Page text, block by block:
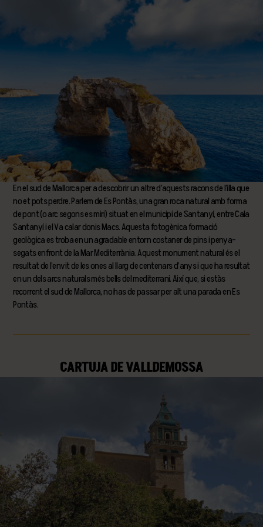
En el sud de Mallorca per a descobrir un altre d’aquests racons de l’illa que
no et pots perdre. Parlem de Es Pontàs, una gran roca natural amb forma
de pont (o arc segons es miri) situat en el municipi de Santanyí, entre Cala
Santanyí i el Va calar donis Macs. Aquesta fotogènica formació
geològica es troba en un agradable entorn costaner de pins i penya-
segats enfront de la Mar Mediterrània. Aquest monument natural és el
resultat de l’envit de les ones al llarg de centenars d’anys i que ha resultat
en un dels arcs naturals més bells del mediterrani. Així que, si estàs
recorrent el sud de Mallorca, no has de passar per alt una parada en Es
Pontàs.
CARTUJA DE VALLDEMOSSA